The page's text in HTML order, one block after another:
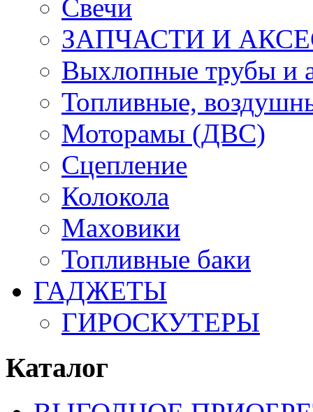
Свечи
ЗАПЧАСТИ И
Выхлопные трубы и
Топливные,
Моторамы (ДВС)
Сцепление
Колокола
Маховики
Топливные баки
ГАДЖЕТЫ
ГИРОСКУТЕРЫ
Каталог